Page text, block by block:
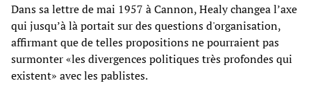
Dans sa lettre de mai 1957 à Cannon, Healy changea l’axe
qui jusqu’à là portait sur des questions d'organisation,
affirmant que de telles propositions ne pourraient pas
surmonter «les divergences politiques très profondes qui
existent» avec les pablistes.